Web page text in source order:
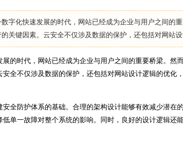
化快速发展的时代，网站已经成为企业与用户之间的
关键因素。云安全不仅涉及数据的保护，还包括对网站
时代，网站已经成为企业与用户之间的重要桥梁。然
全不仅涉及数据的保护，还包括对网站设计逻辑的优化
防护体系的基础。合理的架构设计能够有效减少潜在
单一故障对整个系统的影响。同时，良好的设计逻辑还